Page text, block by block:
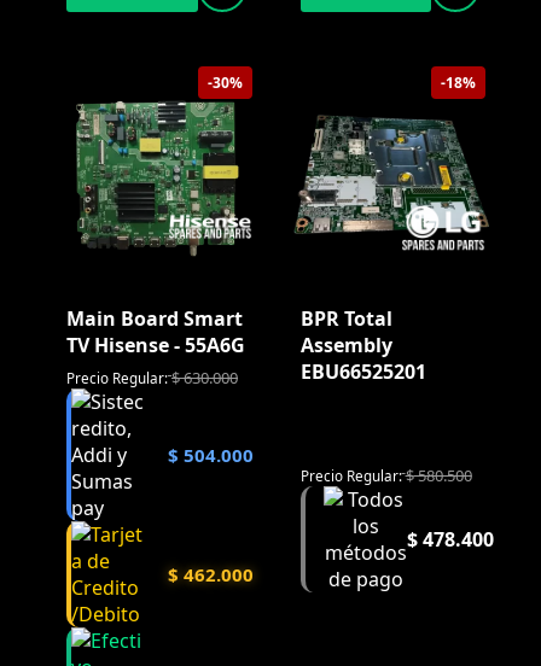
-30%
Main Board Smart
TV Hisense - 55A6G
Precio Regular:$630.000
$ 504.000
$ 462.000
-18%
BPR Total
Assembly
EBU66525201
Precio Regular:$580.500
$478.400